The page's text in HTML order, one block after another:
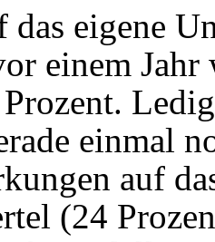
eigene
einem
einmal
auf
(24